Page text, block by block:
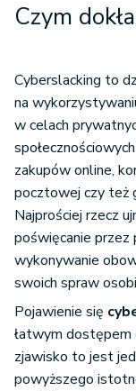
Czym
Cyberslacking to
na
w celach
zakupów online,
pocztowej czy też
Najprościej rzecz
poświęcanie przez
wykonywanie
swoich spraw
Pojawienie się
łatwym
zjawisko to jest
powyższego